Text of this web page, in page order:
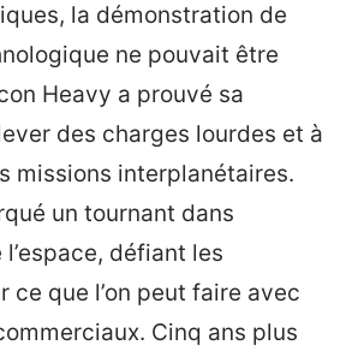
la démonstration de
ne pouvait être
Heavy a prouvé sa
des charges lourdes et à
missions interplanétaires.
un tournant dans
l’espace, défiant les
ce que l’on peut faire avec
Cinq ans plus